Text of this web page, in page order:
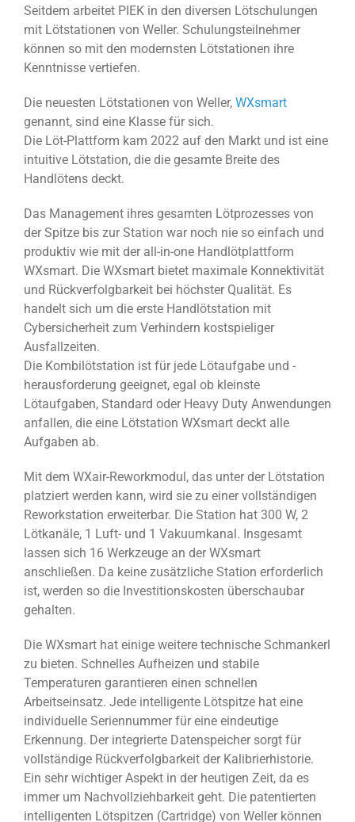
Seitdem arbeitet PIEK in den diversen Lötschulungen
mit Lötstationen von Weller. Schulungsteilnehmer
können so mit den modernsten Lötstationen ihre
Kenntnisse vertiefen.
Die neuesten Lötstationen von Weller, WXsmart
genannt, sind eine Klasse für sich.
Die Löt-Plattform kam 2022 auf den Markt und ist eine
intuitive Lötstation, die die gesamte Breite des
Handlötens deckt.
Das Management ihres gesamten Lötprozesses von
der Spitze bis zur Station war noch nie so einfach und
produktiv wie mit der all-in-one Handlötplattform
WXsmart. Die WXsmart bietet maximale Konnektivität
und Rückverfolgbarkeit bei höchster Qualität. Es
handelt sich um die erste Handlötstation mit
Cybersicherheit zum Verhindern kostspieliger
Ausfallzeiten.
Die Kombilötstation ist für jede Lötaufgabe und -
herausforderung geeignet, egal ob kleinste
Lötaufgaben, Standard oder Heavy Duty Anwendungen
anfallen, die eine Lötstation WXsmart deckt alle
Aufgaben ab.
Mit dem WXair-Reworkmodul, das unter der Lötstation
platziert werden kann, wird sie zu einer vollständigen
Reworkstation erweiterbar. Die Station hat 300 W, 2
Lötkanäle, 1 Luft- und 1 Vakuumkanal. Insgesamt
lassen sich 16 Werkzeuge an der WXsmart
anschließen. Da keine zusätzliche Station erforderlich
ist, werden so die Investitionskosten überschaubar
gehalten.
Die WXsmart hat einige weitere technische Schmankerl
zu bieten. Schnelles Aufheizen und stabile
Temperaturen garantieren einen schnellen
Arbeitseinsatz. Jede intelligente Lötspitze hat eine
individuelle Seriennummer für eine eindeutige
Erkennung. Der integrierte Datenspeicher sorgt für
vollständige Rückverfolgbarkeit der Kalibrierhistorie.
Ein sehr wichtiger Aspekt in der heutigen Zeit, da es
immer um Nachvollziehbarkeit geht. Die patentierten
intelligenten Lötspitzen (Cartridge) von Weller können